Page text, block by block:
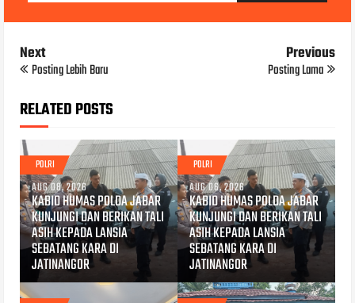
Next
Posting Lebih Baru
Previous
Posting Lama
RELATED POSTS
POLRI
AUG 08, 2026
KABID HUMAS POLDA JABAR
KUNJUNGI DAN BERIKAN TALI
ASIH KEPADA LANSIA
SEBATANG KARA DI
JATINANGOR
POLRI
AUG 06, 2026
KABID HUMAS POLDA JABAR
KUNJUNGI DAN BERIKAN TALI
ASIH KEPADA LANSIA
SEBATANG KARA DI
JATINANGOR